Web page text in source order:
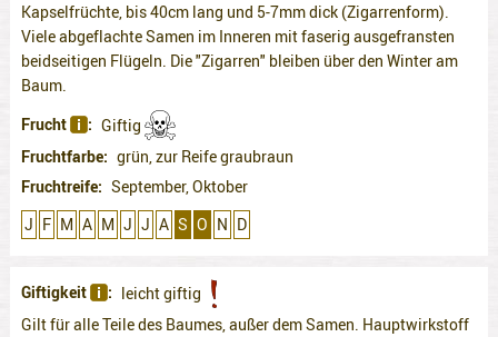
Kapselfrüchte, bis 40cm lang und 5-7mm dick (Zigarrenform).
Viele abgeflachte Samen im Inneren mit faserig ausgefransten
beidseitigen Flügeln. Die "Zigarren" bleiben über den Winter am
Baum.
Frucht
Giftig
Fruchtfarbe
grün, zur Reife graubraun
Fruchtreife
September, Oktober
J F M A M J J A S O N D
Giftigkeit
leicht giftig
Gilt für alle Teile des Baumes, außer dem Samen. Hauptwirkstoff